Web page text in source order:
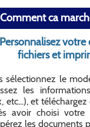
Comment ca
Personnalisez votre
fichiers et
sélectionnez le
les
etc...), et
avoir choisi votre
les documents